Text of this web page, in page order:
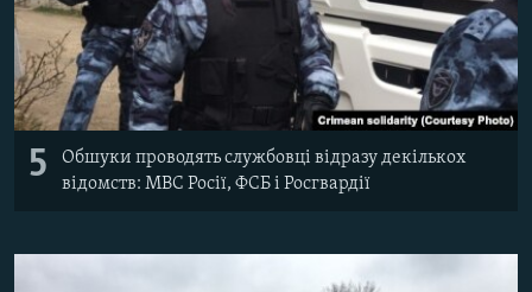
5
Обшуки проводять службовці відразу декількох
відомств: МВС Росії, ФСБ і Росгвардії